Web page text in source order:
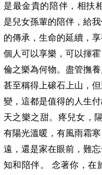
是最金貴的陪伴，相扶
是兒女孫輩的陪伴，給
的傳承，生命的延續，
個人可以享樂，可以揮
倫之樂為何物。盡管撫
甚至稱得上磙石上山，
變，這都是值得的人生
天之樂之甜。疼兒女，
有陽光溫暖，有風雨霜
遠，還是家在眼前，難
知和陪伴。 念著你，在